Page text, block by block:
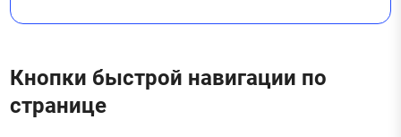
Кнопки быстрой навигации по
странице